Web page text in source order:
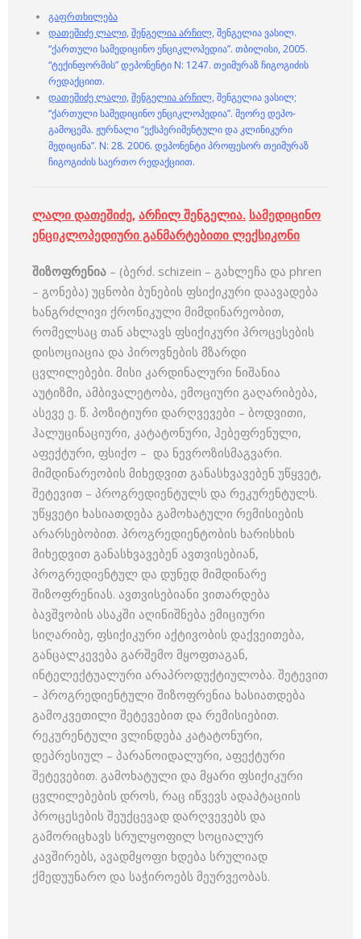
გაფრთხილება
დათეშიძე ლალი, შენგელია არჩილ, შენგელია ვასილ.
“ქართული სამედიცინო ენციკლოპედია”. თბილისი, 2005.
“ტექინფორმის” დეპონენტი N: 1247. თეიმურაზ ჩიგოგიძის
რედაქციით.
დათეშიძე ლალი, შენგელია არჩილ, შენგელია ვასილ;
“ქართული სამედიცინო ენციკლოპედია”. მეორე დეპო-
გამოცემა. ჟურნალი “ექსპერიმენტული და კლინიკური
მედიცინა”. N: 28. 2006. დეპონენტი პროფესორ თეიმურაზ
ჩიგოგიძის საერთო რედაქციით.
ლალი დათეშიძე, არჩილ შენგელია. სამედიცინო
ენციკლოპედიური განმარტებითი ლექსიკონი
შიზოფრენია – (ბერძ. schizein – გახლეჩა და phren
– გონება) უცნობი ბუნების ფსიქიკური დაავადება
ხანგრძლივი ქრონიკული მიმდინარეობით,
რომელსაც თან ახლავს ფსიქიკური პროცესების
დისოციაცია და პიროვნების მზარდი
ცვლილებები. მისი კარდინალური ნიშანია
აუტიზმი, ამბივალეტობა, ემოციური გაღარიბება,
ასევე ე. წ. პოზიტიური დარღვევები – ბოდვითი,
ჰალუცინაციური, კატატონური, ჰებეფრენული,
აფექტური, ფსიქო – და ნევროზისმაგვარი.
მიმდინარეობის მიხედვით განასხვავებენ უწყვეტ,
შეტევით – პროგრედიენტულს და რეკურენტულს.
უწყვეტი ხასიათდება გამოხატული რემისიების
არარსებობით. პროგრედიენტობის ხარისხის
მიხედვით განასხვავებენ ავთვისებიან,
პროგრედიენტულ და დუნედ მიმდინარე
შიზოფრენიას. ავთვისებიანი ვითარდება
ბავშვობის ასაკში აღინიშნება ემიციური
სიღარიბე, ფსიქიკური აქტივობის დაქვეითება,
განცალკევება გარშემო მყოფთაგან,
ინტელექტუალური არაპროდუქტიულობა. შეტევით
– პროგრედიენტული შიზოფრენია ხასიათდება
გამოკვეთილი შეტევებით და რემისიებით.
რეკურენტული ვლინდება კატატონური,
დეპრესიულ – პარანოიდალური, აფექტური
შეტევებით. გამოხატული და მყარი ფსიქიკური
ცვლილებების დროს, რაც იწვევს ადაპტაციის
პროცესების შეუქცევად დარღვევებს და
გამორიცხავს სრულყოფილ სოციალურ
კავშირებს, ავადმყოფი ხდება სრულიად
ქმედუუნარო და საჭიროებს მეურვეობას.